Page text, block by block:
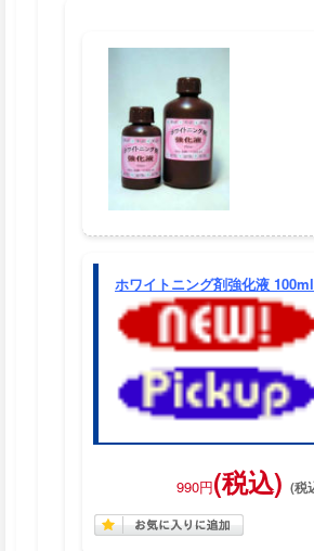
ホワイトニング剤強化液 100ml
990円(税込)